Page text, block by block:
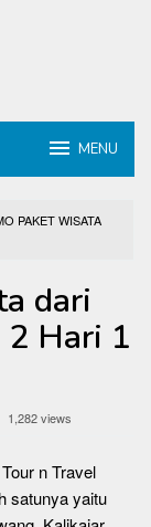
MENU
PAKET WISATA
dari
2 Hari 1
1,282 views
n Travel
satunya yaitu